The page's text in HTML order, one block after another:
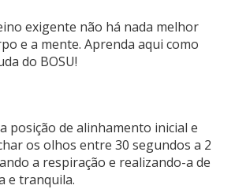
exigente não há nada melhor
e a mente. Aprenda aqui como
do BOSU!
posição de alinhamento inicial e
os olhos entre 30 segundos a 2
a respiração e realizando-a de
e tranquila.